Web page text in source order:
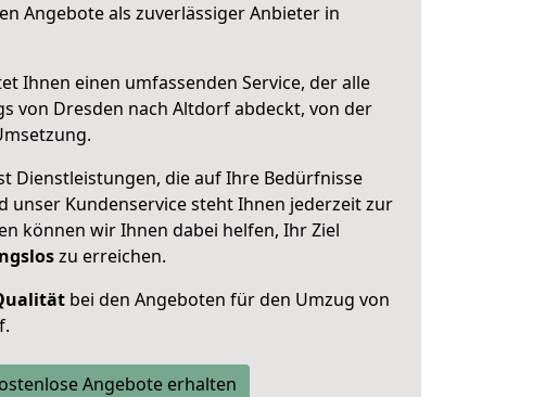
Angebote als zuverlässiger Anbieter in
Ihnen einen umfassenden Service, der alle
von Dresden nach Altdorf abdeckt, von der
Dienstleistungen, die auf Ihre Bedürfnisse
unser Kundenservice steht Ihnen jederzeit zur
können wir Ihnen dabei helfen, Ihr Ziel
zu erreichen.
bei den Angeboten für den Umzug von
Angebote erhalten